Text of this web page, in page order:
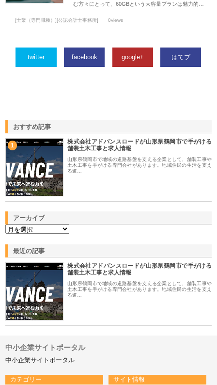
む方々にとって、60GBという大容量プランは魅力的…
[士業（専門職種）][公認会計士事務所] 0views
twitter facebook google+ はてブ
おすすめ記事
1
株式会社アドバンスロードが山形県鶴岡市で手がける
舗装土木工事と求人情報
山形県鶴岡市で地域の道路基盤を支える企業として、舗装工事や
土木工事を手がける専門会社があります。地域住民の生活を支え
る道…
アーカイブ
最近の記事
株式会社アドバンスロードが山形県鶴岡市で手がける
舗装土木工事と求人情報
山形県鶴岡市で地域の道路基盤を支える企業として、舗装工事や
土木工事を手がける専門会社があります。地域住民の生活を支え
る道…
中小企業サイトポータル
中小企業サイトポータル
カテゴリー サイト情報